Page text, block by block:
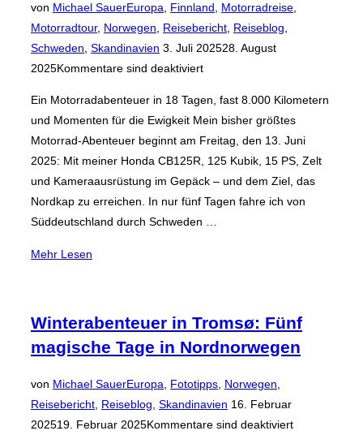
von Michael SauerEuropa Finnland Motorradreise
Motorradtour, Norwegen Reisebericht Reiseblog
Schweden Skandinavien Veröffentlicht
am
3. Juli 202528. August
2025Kommentare sind deaktiviert
Ein Motorradabenteuer in 18 Tagen, fast 8.000 Kilometern
und Momenten für die Ewigkeit Mein bisher größtes
Motorrad-Abenteuer beginnt am Freitag, den 13. Juni
2025: Mit meiner Honda CB125R, 125 Kubik, 15 PS, Zelt
und Kameraausrüstung im Gepäck – und dem Ziel, das
Nordkap zu erreichen. In nur fünf Tagen fahre ich von
Süddeutschland durch Schweden …
Mehr über
Nordkap
–
Mit
Lesen
Winterabenteuer in Tromsø: Fünf
magische Tage in Nordnorwegen
von Michael SauerEuropa Fototipps Norwegen
Reisebericht Reiseblog Skandinavien Veröffentlicht
am
16. Februar
202519. Februar 2025Kommentare sind deaktiviert